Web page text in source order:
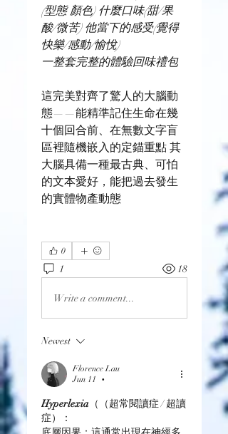
(型態 顏色) 什麼口味(甜/果
酸/微苦) 他當下的感受(覺得
快樂/感動/愉悅)
一整套完整的體驗回味禮包
這完美對齊了驚人的大腦動
態——能精準記住生命在幾
十個回合前、在無數文字盲
區裡隨機嵌入的定錨重點 其
大腦具備一種最古典、可怕
的文本愛好，能把過去發生
的實體物產動態
0
1 18
Write a comment...
Newest
Florence Lau
Jun 11
•
Hyperlexia （（超常閱讀症 / 超讀
症）：